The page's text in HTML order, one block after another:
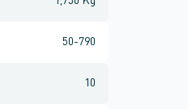
50-790
10